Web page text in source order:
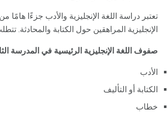
تعتبر دراسة اللغة الإنجليزية والأدب جزءًا
الإنجليزية المراهقين حول الكتابة والمحادثة.
صفوف اللغة الإنجليزية الرئيسية في المدرسة
الأدب
الكتابة أو التأليف
خطاب